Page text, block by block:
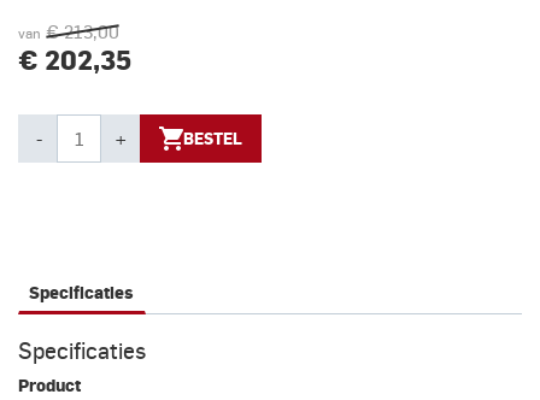
van € 213,00
€ 202,35
- + BESTEL
Specificaties
Specificaties
Product